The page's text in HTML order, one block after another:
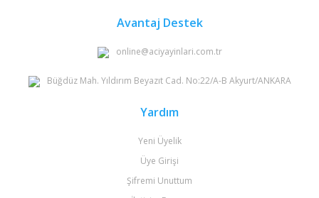
Avantaj Destek
online@aciyayinlari.com.tr
Büğdüz Mah. Yıldırım Beyazıt Cad. No:22/A-B Akyurt/ANKARA
Yardım
Yeni Üyelik
Üye Girişi
Şifremi Unuttum